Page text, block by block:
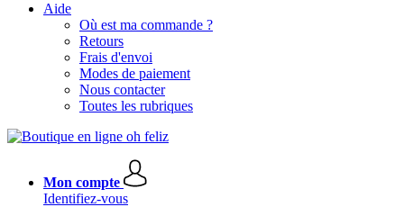
Aide
Où est ma commande ?
Retours
Frais d'envoi
Modes de paiement
Nous contacter
Toutes les rubriques
Mon compte
Identifiez-vous